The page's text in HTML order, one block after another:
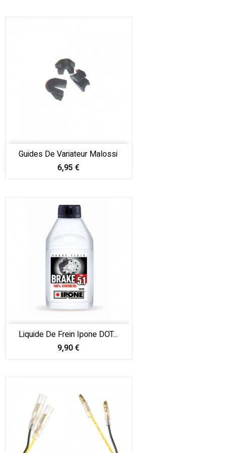
Guides De Variateur Malossi
Prix
6,95 €
Liquide De Frein Ipone DOT...
Prix
9,90 €